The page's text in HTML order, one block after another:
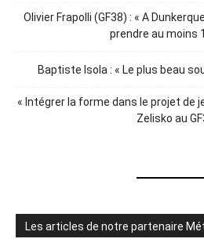
Olivier Frapolli (GF38) : « A
prendre au moins
Baptiste Isola : « Le plus beau
« Intégrer la forme dans le projet de
Zelisko au
Les articles de notre partenaire